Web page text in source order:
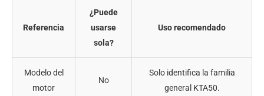
Referencia
¿Puede
usarse
sola?
Uso recomendado
Modelo del
motor
No
Solo identifica la familia
general KTA50.